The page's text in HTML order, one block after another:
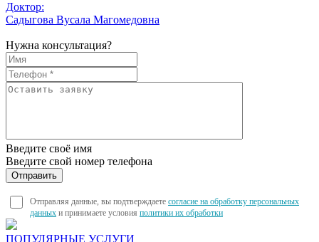
Доктор:
Садыгова Вусала Магомедовна
Нужна консультация?
Введите своё имя
Введите свой номер телефона
Отправляя данные, вы подтверждаете согласие на обработку персональных
данных и принимаете условия политики их обработки
ПОПУЛЯРНЫЕ УСЛУГИ